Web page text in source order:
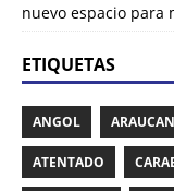
nuevo espacio para
ETIQUETAS
ANGOL
ATENTADO